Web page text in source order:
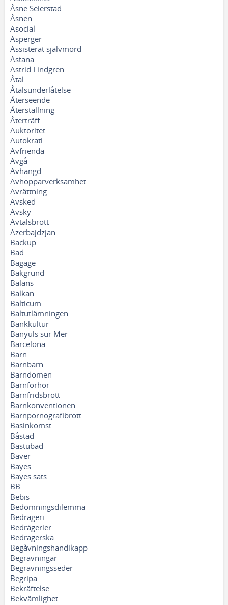
Åsne Seierstad
Åsnen
Asocial
Asperger
Assisterat självmord
Astana
Astrid Lindgren
Åtal
Åtalsunderlåtelse
Återseende
Återställning
Återträff
Auktoritet
Autokrati
Avfrienda
Avgå
Avhängd
Avhopparverksamhet
Avrättning
Avsked
Avsky
Avtalsbrott
Azerbajdzjan
Backup
Bad
Bagage
Bakgrund
Balans
Balkan
Balticum
Baltutlämningen
Bankkultur
Banyuls sur Mer
Barcelona
Barn
Barnbarn
Barndomen
Barnförhör
Barnfridsbrott
Barnkonventionen
Barnpornografibrott
Basinkomst
Båstad
Bastubad
Bäver
Bayes
Bayes sats
BB
Bebis
Bedömningsdilemma
Bedrägeri
Bedrägerier
Bedragerska
Begåvningshandikapp
Begravningar
Begravningsseder
Begripa
Bekräftelse
Bekvämlighet